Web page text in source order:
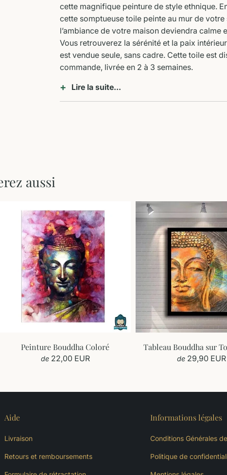
cette magnifique peinture de style ethnique.
cette somptueuse toile peinte au mur de votre
l’ambiance de votre maison deviendra calme
Vous retrouverez la sérénité et la paix
est vendue seule, sans cadre. Cette toile est
commande, livrée en 2 à 3 semaines.
Lire la suite...
aussi
Peinture Bouddha Coloré
de 22,00 EUR
Tableau Bouddha sur
de 29,90 EUR
Aide
Livraison
Retours et remboursements
Informations légales
Conditions Générales
Politique de